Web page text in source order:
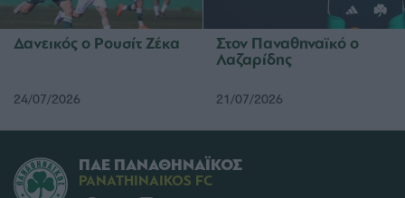
Δανεικός ο Ρουσίτ Ζέκα
24/07/2026
Στον Παναθηναϊκό ο
Λαζαρίδης
21/07/2026
ΠΑΕ ΠΑΝΑΘΗΝΑΪΚΟΣ
PANATHINAIKOS FC